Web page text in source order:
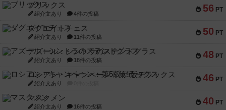
56 PT
ブリックス
紹介文あり 4件の投稿
50 PT
ダグエイトチェス
紹介文あり 11件の投稿
48 PT
アズール：シントラのステンドグラス
紹介文あり 18件の投稿
46 PT
ロシアン・キャンペーン：第5版デラックス
紹介文あり
40 PT
マスクメン
紹介文あり 16件の投稿